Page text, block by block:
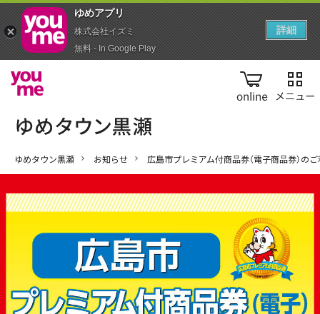
online
ゆめタウン黒瀬 お知らせ 広島市プレミアム付商品券（電子商品券）の
ゆめアプ‪リ‬
株式会社イズミ
無料 - In Google Play
詳細